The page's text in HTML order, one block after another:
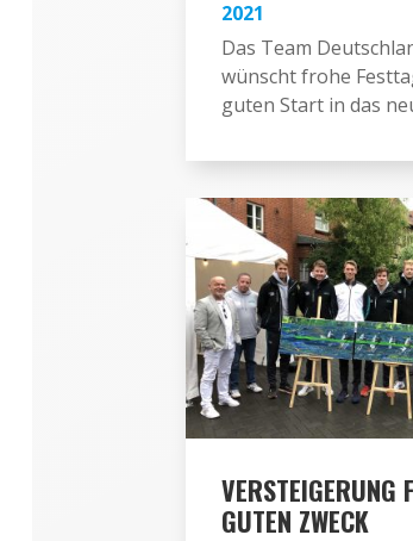
2021
Das Team
wünscht frohe
guten Start in das
VERSTEIGERUNG
GUTEN ZWECK